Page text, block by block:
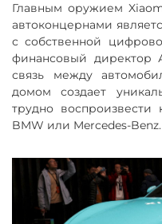
Главным оружием
автоконцернами
с собственной
финансовый директор
связь между
домом создает
трудно воспроизвести
BMW или Mercedes-Benz.